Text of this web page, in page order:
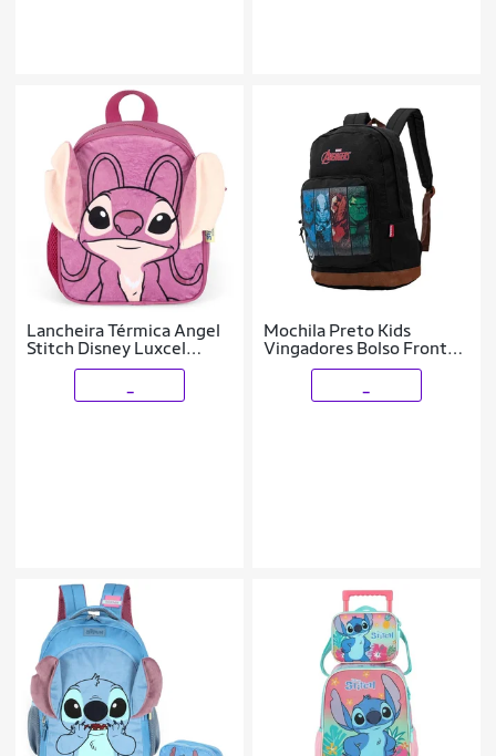
Lancheira Térmica Angel
Stitch Disney Luxcel
Orelhas
Mochila Preto Kids
Vingadores Bolso Frontal
| Luxcel